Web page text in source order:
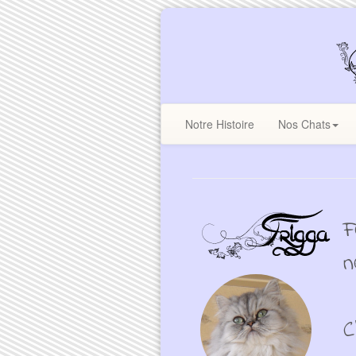
Notre Histoire Nos Chats